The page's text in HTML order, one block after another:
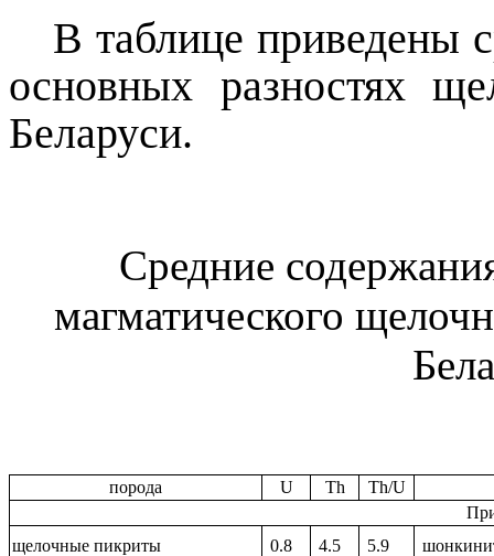
В таблице приведены
основных разностях
Беларуси.
Средние
магматического
порода U Th
Th/U
щелочные пикриты
0.8 4.5 5.9